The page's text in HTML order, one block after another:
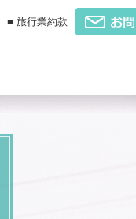
■ 旅行業約款